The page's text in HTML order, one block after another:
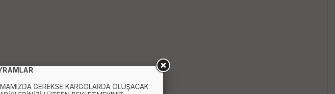
GEREKSE KARGOLARDA OLUŞACAK